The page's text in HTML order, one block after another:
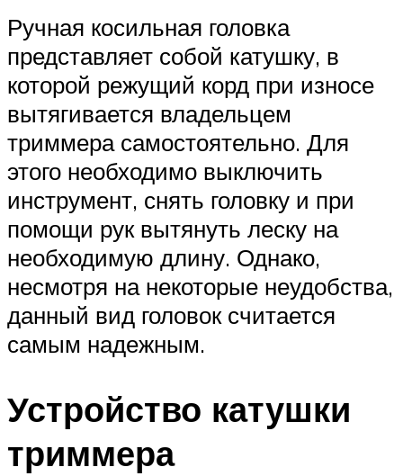
Ручная косильная головка
представляет собой катушку, в
которой режущий корд при износе
вытягивается владельцем
триммера самостоятельно. Для
этого необходимо выключить
инструмент, снять головку и при
помощи рук вытянуть леску на
необходимую длину. Однако,
несмотря на некоторые неудобства,
данный вид головок считается
самым надежным.
Устройство катушки
триммера